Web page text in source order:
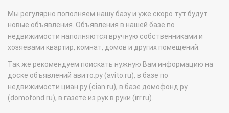
Мы регулярно пополняем нашу базу и уже скоро тут будут
новые объявления. Объявления в нашей базе по
недвижимости наполняются вручную собственниками и
хозяевами квартир, комнат, домов и других помещений.
Так же рекомендуем поискать нужную Вам информацию на
доске объявлений авито.ру (avito.ru), в базе по
недвижимости циан.ру (cian.ru), в базе домофонд.ру
(domofond.ru), в газете из рук в руки (irr.ru).